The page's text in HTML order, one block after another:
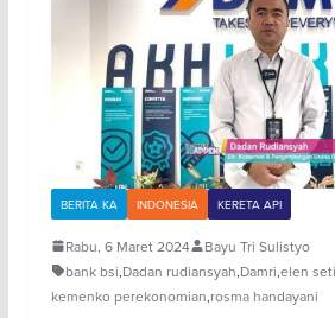
BERITA KA INDONESIA KERETA API
Rabu, 6 Maret 2024
Bayu Tri Sulistyo
bank bsi,Dadan rudiansyah,Damri,elen
kemenko perekonomian,rosma handayani